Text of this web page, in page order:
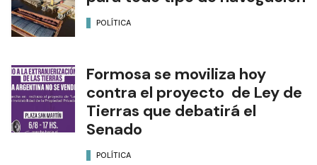
POLÍTICA
Formosa se moviliza hoy
contra el proyecto de Ley de
Tierras que debatirá el
Senado
POLÍTICA